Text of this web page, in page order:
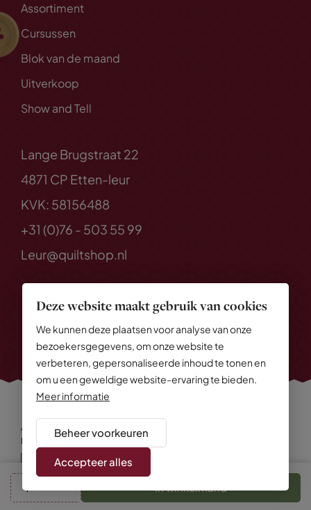
Deze website maakt gebruik van cookies
We kunnen deze plaatsen voor analyse van onze
bezoekersgegevens, om onze website te
verbeteren, gepersonaliseerde inhoud te tonen en
om u een geweldige website-ervaring te bieden.
Meer informatie
Beheer voorkeuren
Accepteer alles
In winkelmand
Assortiment
Cursussen
Blok van de maand
Uitverkoop
Show and Tell
Lange Brugstraat 22
4871 CP Etten-leur
KVK: 58156488
+31 (0)76 - 503 55 99
Leur@quiltshop.nl
Alle rechten voorbehouden
Privacy Policy
Algemene voorwaarden